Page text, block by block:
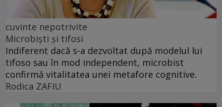
cuvinte nepotrivite
Microbiști și tifosi
Indiferent dacă s-a dezvoltat după modelul lui
tifoso sau în mod independent, microbist
confirmă vitalitatea unei metafore cognitive.
Rodica ZAFIU